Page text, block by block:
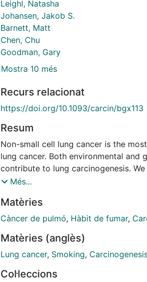
Leighl, Natasha
Johansen, Jakob S.
Barnett, Matt
Chen, Chu
Goodman, Gary
Mostra 10 més
Recurs relacionat
https://doi.org/10.1093/carcin/bgx113
Resum
Non-small cell lung cancer is the
lung cancer. Both environmental and
contribute to lung carcinogenesis.
genome-wide interaction analysis
(never-versus ever-smokers) in a
population. We adopted a two-step
interaction analysis to assess the
SNPs and smoking behavior using 13
were further analyzed using a
Més...
Matèries
Càncer de pulmó, Hàbit de fumar,
Matèries (anglès)
Lung cancer, Smoking,
Col·leccions